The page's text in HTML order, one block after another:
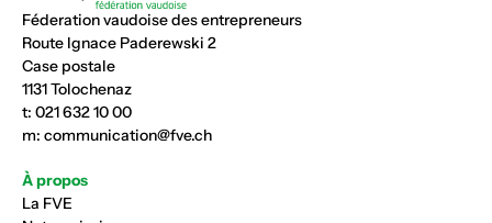
Féderation vaudoise des entrepreneurs
Route Ignace Paderewski 2
Case postale
1131 Tolochenaz
t: 021 632 10 00
m: communication@fve.ch
À propos
La FVE